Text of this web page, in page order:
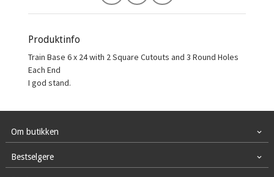
Produktinfo
Train Base 6 x 24 with 2 Square Cutouts and 3 Round Holes
Each End
I god stand.
Om butikken
Bestselgere